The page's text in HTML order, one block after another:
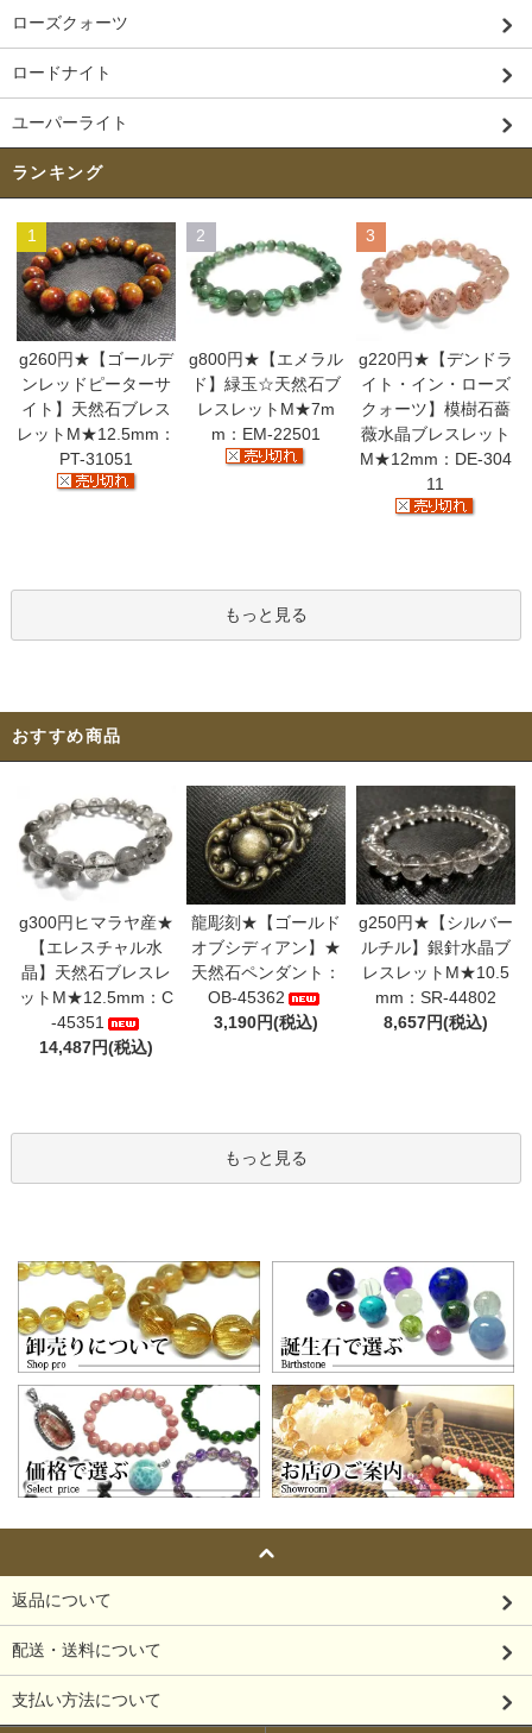
ローズクォーツ
ロードナイト
ユーパーライト
ランキング
1
g260円★【ゴールデ
ンレッドピーターサ
イト】天然石ブレス
レットM★12.5mm：
PT-31051
2
g800円★【エメラル
ド】緑玉☆天然石ブ
レスレットM★7m
m：EM-22501
3
g220円★【デンドラ
イト・イン・ローズ
クォーツ】模樹石薔
薇水晶ブレスレット
M★12mm：DE-304
11
もっと見る
おすすめ商品
g300円ヒマラヤ産★
【エレスチャル水
晶】天然石ブレスレ
ットM★12.5mm：C
-45351
14,487円(税込)
龍彫刻★【ゴールド
オブシディアン】★
天然石ペンダント：
OB-45362
3,190円(税込)
g250円★【シルバー
ルチル】銀針水晶ブ
レスレットM★10.5
mm：SR-44802
8,657円(税込)
もっと見る
返品について
配送・送料について
支払い方法について